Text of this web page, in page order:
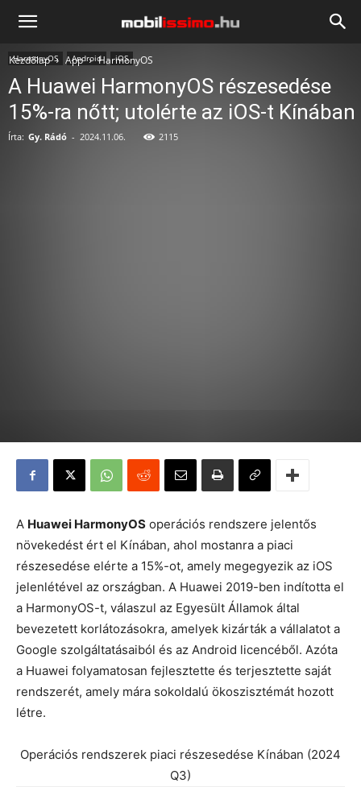
Mobilissimo.hu
Kezdőlap App HarmonyOS
HarmonyOS Android iOS
A Huawei HarmonyOS részesedése
15%-ra nőtt; utolérte az iOS-t Kínában
Írta: Gy. Rádó - 2024.11.06. 2115
A Huawei HarmonyOS operációs rendszere jelentős
növekedést ért el Kínában, ahol mostanra a piaci
részesedése elérte a 15%-ot, amely megegyezik az iOS
jelenlétével az országban. A Huawei 2019-ben indította el
a HarmonyOS-t, válaszul az Egyesült Államok által
bevezetett korlátozásokra, amelyek kizárták a vállalatot a
Google szolgáltatásaiból és az Android licencéből. Azóta
a Huawei folyamatosan fejlesztette és terjesztette saját
rendszerét, amely mára sokoldalú ökoszisztémát hozott
létre.
Operációs rendszerek piaci részesedése Kínában (2024
Q3)